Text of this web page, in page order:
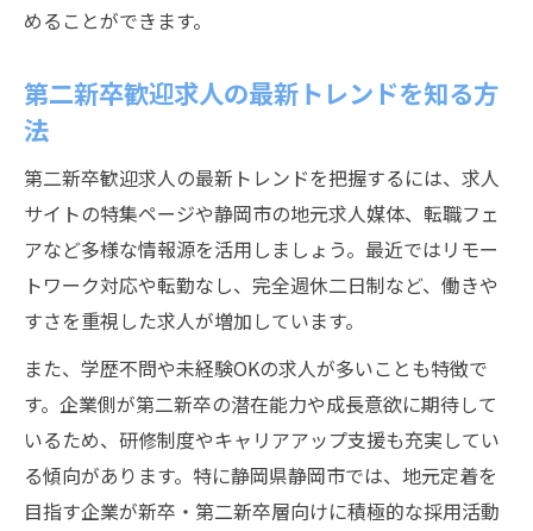
めることができます。
第二新卒歓迎求人の最新トレンドを知る方
法
第二新卒歓迎求人の最新トレンドを把握するには、求人
サイトの特集ページや静岡市の地元求人媒体、転職フェ
アなど多様な情報源を活用しましょう。最近ではリモー
トワーク対応や転勤なし、完全週休二日制など、働きや
すさを重視した求人が増加しています。
また、学歴不問や未経験OKの求人が多いことも特徴で
す。企業側が第二新卒の潜在能力や成長意欲に期待して
いるため、研修制度やキャリアアップ支援も充実してい
る傾向があります。特に静岡県静岡市では、地元定着を
目指す企業が新卒・第二新卒層向けに積極的な採用活動